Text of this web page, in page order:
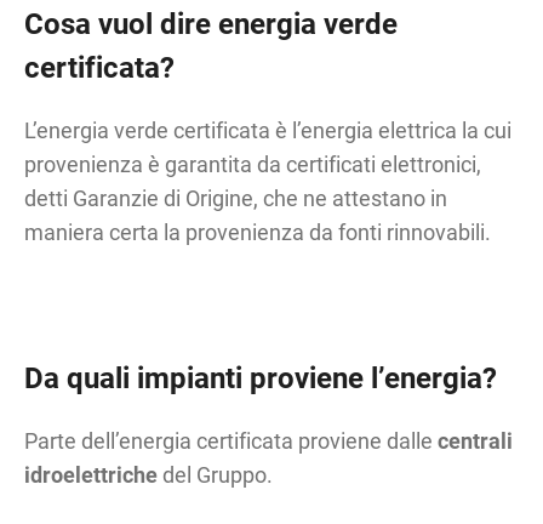
Cosa vuol dire energia verde
certificata?
L’energia verde certificata è l’energia elettrica la cui
provenienza è garantita da certificati elettronici,
detti Garanzie di Origine, che ne attestano in
maniera certa la provenienza da fonti rinnovabili.
Da quali impianti proviene l’energia?
Parte dell’energia certificata proviene dallecentrali
idroelettriche del Gruppo.